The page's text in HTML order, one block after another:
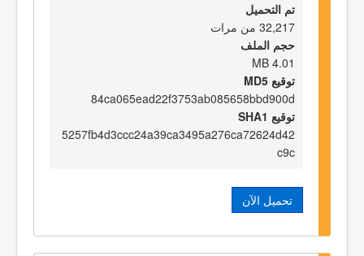
تم التحميل
32,217 من مرات
حجم الملف
4.01 MB
توقيع MD5
84ca065ead22f3753ab085658bbd900d
توقيع SHA1
5257fb4d3ccc24a39ca3495a276ca72624d42
c9c
تحميل الآن